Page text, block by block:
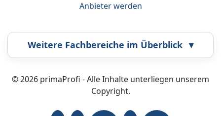
Anbieter werden
Weitere Fachbereiche im Überblick ▾
Airbrush Bestatter
© 2026 primaProfi - Alle Inhalte unterliegen unserem
Copyright.